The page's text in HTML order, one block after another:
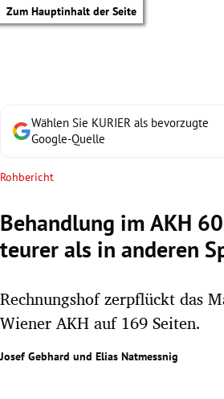
Zum Hauptinhalt der Seite
Wählen Sie KURIER als bevorzugte
Google-Quelle
Rohbericht
Behandlung im AKH
teurer als in anderen
Rechnungshof zerpflückt das
Wiener AKH auf 169 Seiten.
Josef Gebhard und Elias Natmessnig